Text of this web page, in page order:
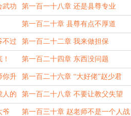
人
武功 第一百一十八章 还是县尊专业
第一百二十章 县尊有点不厚道
不过 第一百二十二章 我来做担保
第一百二十四章 东西没问题
你升 第一百二十六章 “大好佬”赵少君
人的 第一百二十八章 不要让教父失望
爷 第一百三十章 赵老师不是一个人战